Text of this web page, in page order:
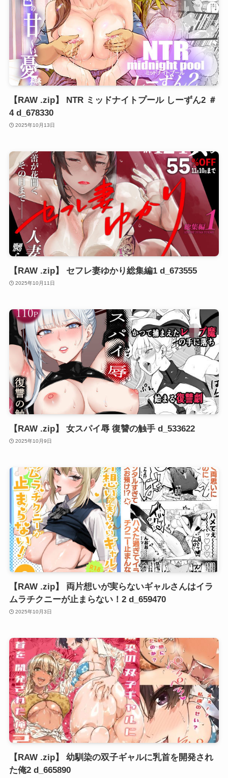
【RAW .zip】 NTR ミッドナイトプール しーずん2 ＃
4 d_678330
2025年10月13日
【RAW .zip】 セフレ妻ゆかり総集編1 d_673555
2025年10月11日
【RAW .zip】 女スパイ辱 復讐の触手 d_533622
2025年10月9日
【RAW .zip】 両片想いが実らないギャルさんはイラ
ムラチクニーが止まらない！2 d_659470
2025年10月3日
【RAW .zip】 幼馴染の双子ギャルに乳首を開発され
た俺2 d_665890